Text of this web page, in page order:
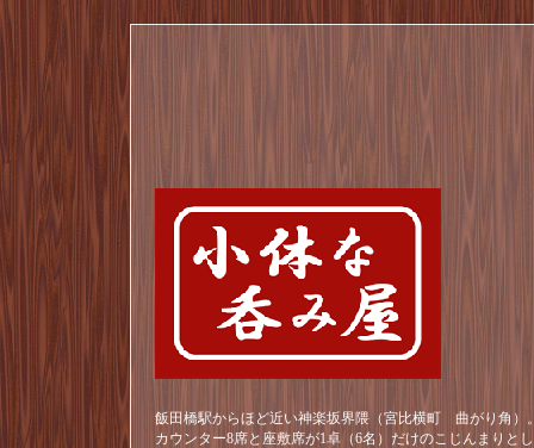
飯田橋駅からほど近い神楽坂界隈（宮比横町 曲がり角）
カウンター8席と座敷席が1卓（6名）だけのこじんまりと